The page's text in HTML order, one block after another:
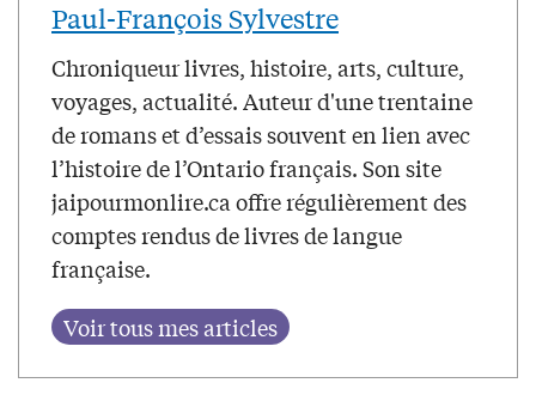
Paul-François Sylvestre
Chroniqueur livres, histoire, arts, culture,
voyages, actualité. Auteur d'une trentaine
de romans et d’essais souvent en lien avec
l’histoire de l’Ontario français. Son site
jaipourmonlire.ca offre régulièrement des
comptes rendus de livres de langue
française.